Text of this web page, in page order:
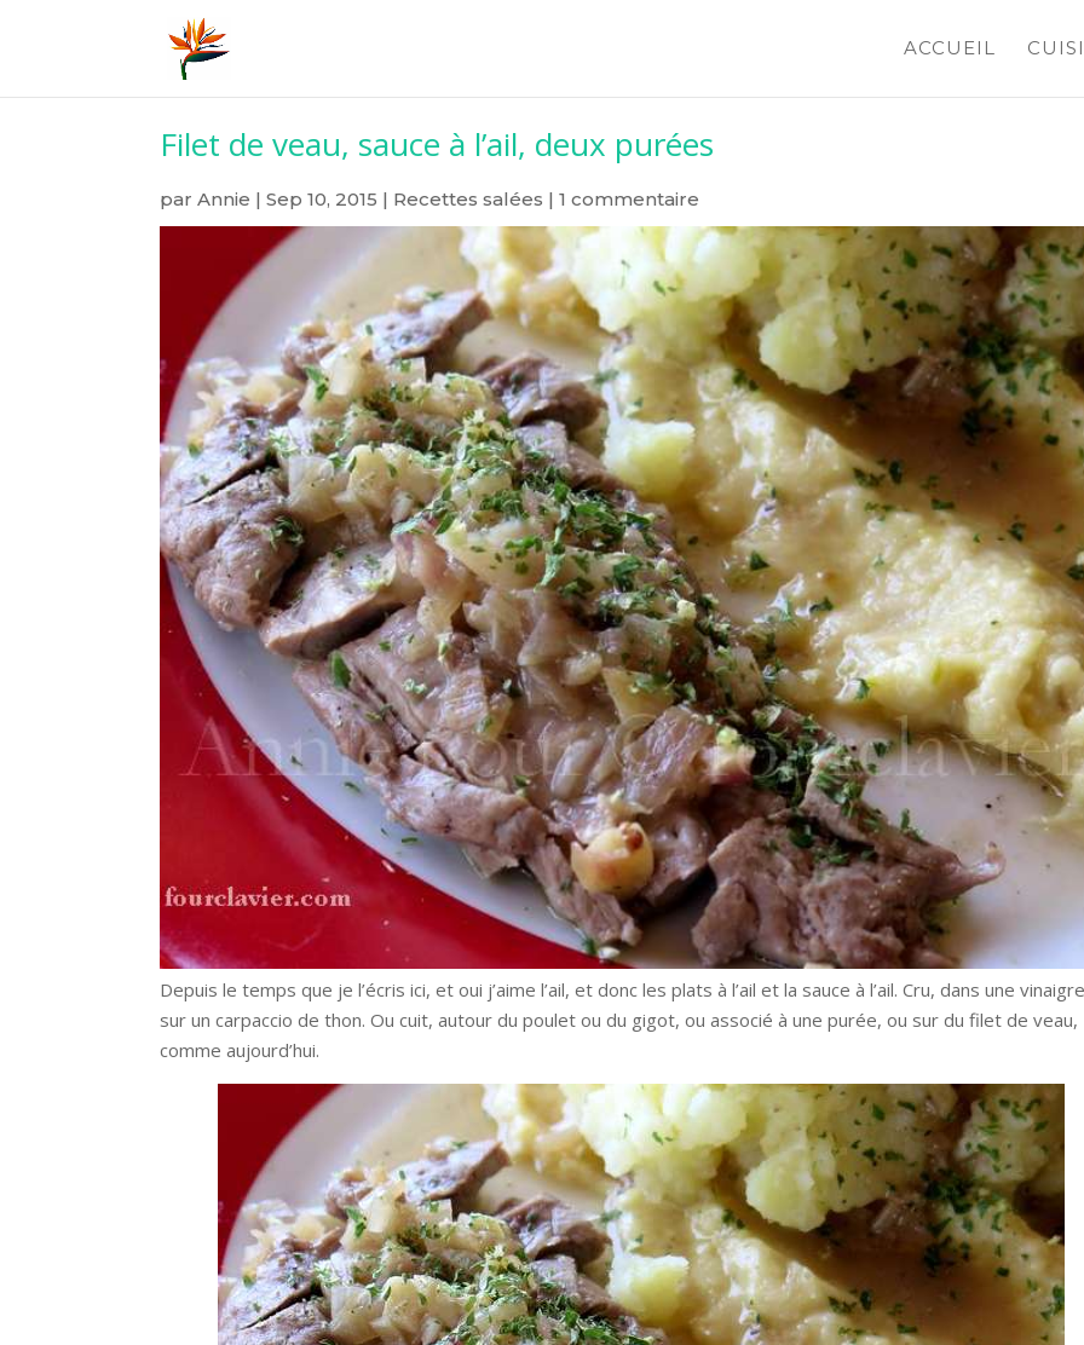
ACCUEIL
Filet de veau, sauce à l’ail, deux purées
par Annie | Sep 10, 2015 | Recettes salées | 1 commentaire
Depuis le temps que je l’écris ici, et oui j’aime l’ail, et donc les plats à l’ail et la sauce à l’ail. Cru, dans une
sur un carpaccio de thon. Ou cuit, autour du poulet ou du gigot, ou associé à une purée, ou sur du filet de veau,
comme aujourd’hui.